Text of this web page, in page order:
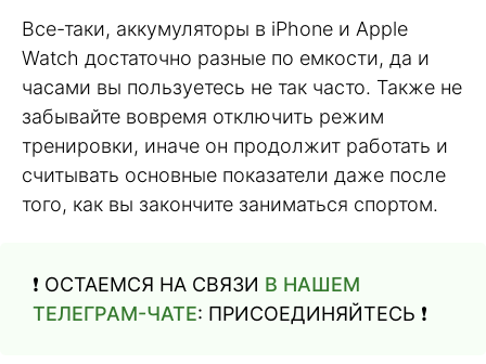
Все-таки, аккумуляторы в iPhone и Apple
Watch достаточно разные по емкости, да и
часами вы пользуетесь не так часто. Также не
забывайте вовремя отключить режим
тренировки, иначе он продолжит работать и
считывать основные показатели даже после
того, как вы закончите заниматься спортом.
❗️ ОСТАЕМСЯ НА СВЯЗИ В НАШЕМ
ТЕЛЕГРАМ-ЧАТЕ: ПРИСОЕДИНЯЙТЕСЬ ❗️